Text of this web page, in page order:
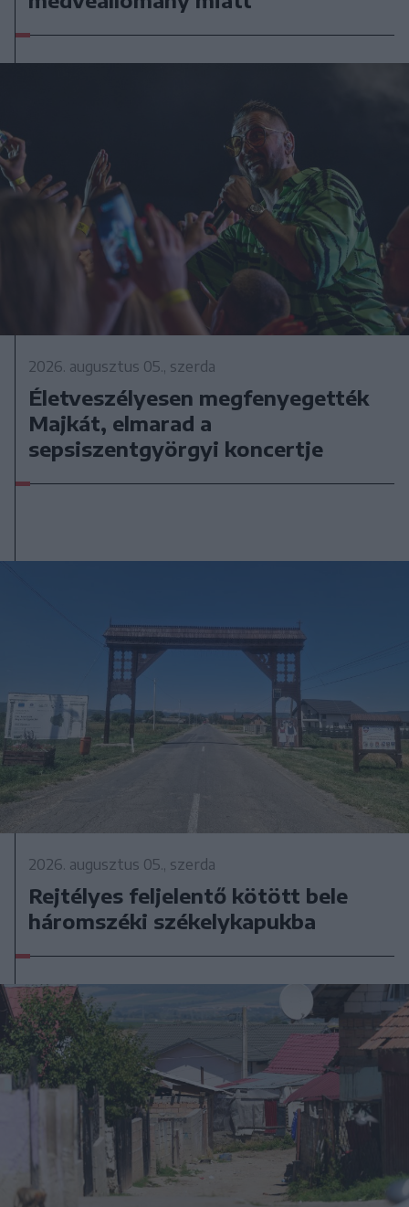
2026. augusztus 05., szerda
Életveszélyesen megfenyegették
Majkát, elmarad a
sepsiszentgyörgyi koncertje
2026. augusztus 05., szerda
Rejtélyes feljelentő kötött bele
háromszéki székelykapukba